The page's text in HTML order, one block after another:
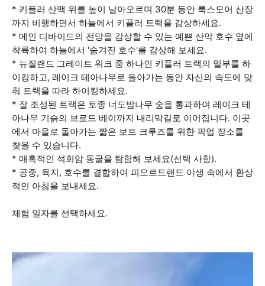
* 키플러 산맥 위를 높이 날아오르며 30분 동안 룩스모어 산장
까지 비행하면서 하늘에서 키플러 트랙을 감상하세요.
* 메인 디바이드의 전망을 감상할 수 있는 예쁜 산악 호수 옆에
착륙하여 하늘에서 '숨겨진 호수'를 감상해 보세요.
* 뉴질랜드 그레이트 워크 중 하나인 키플러 트랙의 일부를 하
이킹하고, 레이크 테아나우로 돌아가는 동안 자신의 속도에 맞
춰 트랙을 따라 하이킹하세요.
* 잘 조성된 트랙은 토종 너도밤나무 숲을 통과하여 레이크 테
아나우 기슭의 브로드 베이까지 내리막길로 이어집니다. 이곳
에서 마을로 돌아가는 짧은 보트 크루즈를 위한 픽업 장소를
찾을 수 있습니다.
* 매혹적인 석회암 동굴을 탐험해 보세요(선택 사항).
* 공중, 육지, 호수를 결합하여 피오르드랜드 야생 속에서 환상
적인 아침을 보내세요.
체험 일자를 선택하세요.